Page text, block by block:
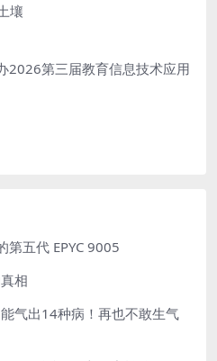
壤
2026第三届教育信息技术应用
第五代 EPYC 9005
相
气出14种病！再也不敢生气